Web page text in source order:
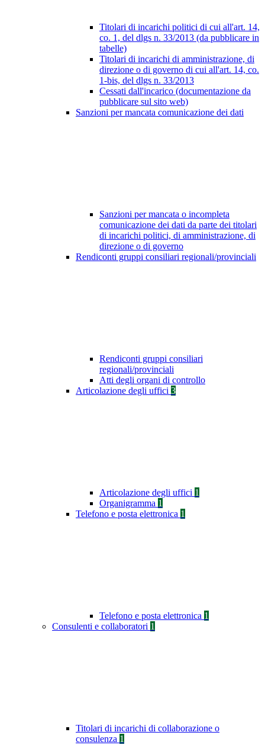
Titolari di incarichi politici di cui all'art. 14,
co. 1, del dlgs n. 33/2013 (da pubblicare in
tabelle)
Titolari di incarichi di amministrazione, di
direzione o di governo di cui all'art. 14, co.
1-bis, del dlgs n. 33/2013
Cessati dall'incarico (documentazione da
pubblicare sul sito web)
Sanzioni per mancata comunicazione dei dati
Sanzioni per mancata o incompleta
comunicazione dei dati da parte dei titolari
di incarichi politici, di amministrazione, di
direzione o di governo
Rendiconti gruppi consiliari regionali/provinciali
Rendiconti gruppi consiliari
regionali/provinciali
Atti degli organi di controllo
Articolazione degli uffici 3
Articolazione degli uffici 1
Organigramma 1
Telefono e posta elettronica 1
Telefono e posta elettronica 1
Consulenti e collaboratori 1
Titolari di incarichi di collaborazione o
consulenza 1